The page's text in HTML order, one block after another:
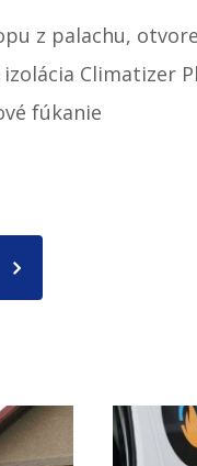
z palachu,
Climatizer
fúkanie